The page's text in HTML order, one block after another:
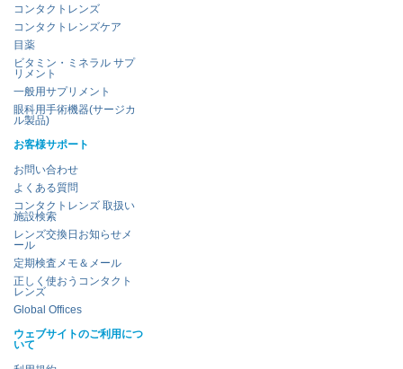
コンタクトレンズ
コンタクトレンズケア
目薬
ビタミン・ミネラル サプ
リメント
一般用サプリメント
眼科用手術機器(サージカ
ル製品)
お客様サポート
お問い合わせ
よくある質問
コンタクトレンズ 取扱い
施設検索
レンズ交換日お知らせメ
ール
定期検査メモ＆メール
正しく使おうコンタクト
レンズ
Global Offices
ウェブサイトのご利用につ
いて